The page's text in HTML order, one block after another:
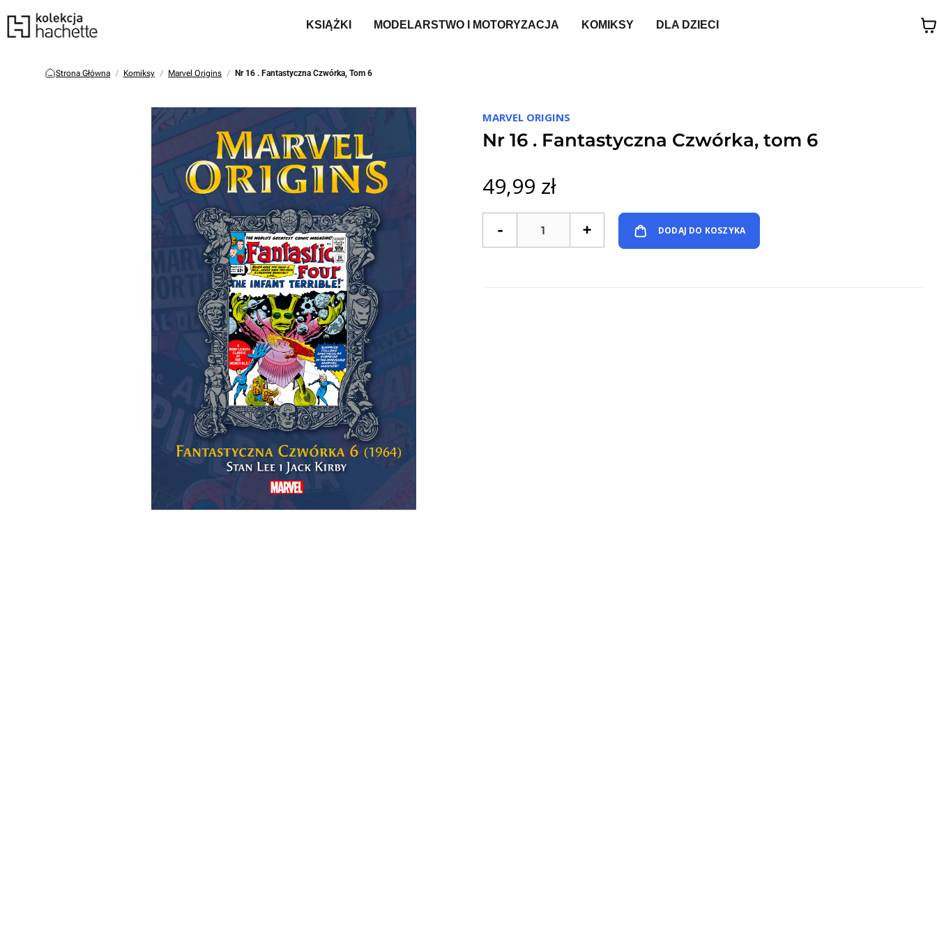
KSIĄŻKI MODELARSTWO I MOTORYZACJA KOMIKSY DLA DZIECI
Strona Główna Komiksy Marvel Origins Nr 16 . Fantastyczna Czwórka, Tom 6
MARVEL ORIGINS
Nr 16 . Fantastyczna Czwórka, tom 6
49,99 zł
- + DODAJ DO KOSZYKA